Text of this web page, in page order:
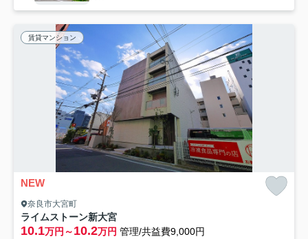
賃貸マンション
NEW
奈良市大宮町
ライムストーン新大宮
10.1万円～10.2万円 管理/共益費9,000円